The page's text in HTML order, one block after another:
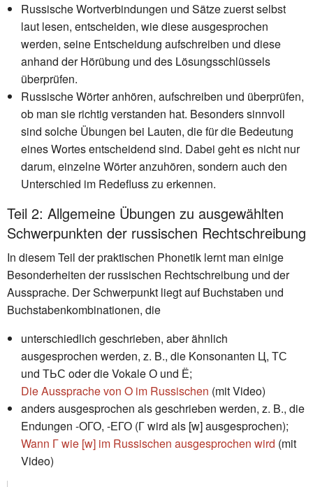
Russische Wortverbindungen und Sätze zuerst selbst
laut lesen, entscheiden, wie diese ausgesprochen
werden, seine Entscheidung aufschreiben und diese
anhand der Hörübung und des Lösungsschlüssels
überprüfen.
Russische Wörter anhören, aufschreiben und überprüfen,
ob man sie richtig verstanden hat. Besonders sinnvoll
sind solche Übungen bei Lauten, die für die Bedeutung
eines Wortes entscheidend sind. Dabei geht es nicht nur
darum, einzelne Wörter anzuhören, sondern auch den
Unterschied im Redefluss zu erkennen.
Teil 2: Allgemeine Übungen zu ausgewählten
Schwerpunkten der russischen Rechtschreibung
In diesem Teil der praktischen Phonetik lernt man einige
Besonderheiten der russischen Rechtschreibung und der
Aussprache. Der Schwerpunkt liegt auf Buchstaben und
Buchstabenkombinationen, die
unterschiedlich geschrieben, aber ähnlich
ausgesprochen werden, z. B., die Konsonanten Ц, ТС
und ТЬС oder die Vokale О und Ё;
Die Aussprache von O im Russischen (mit Video)
anders ausgesprochen als geschrieben werden, z. B., die
Endungen -ОГО, -ЕГО (Г wird als [w] ausgesprochen);
Wann Г wie [w] im Russischen ausgesprochen wird (mit
Video)